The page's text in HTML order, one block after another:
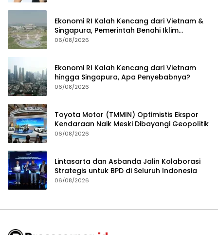
Ekonomi RI Kalah Kencang dari Vietnam &
Singapura, Pemerintah Benahi Iklim
Investasi
06/08/2026
Ekonomi RI Kalah Kencang dari Vietnam
hingga Singapura, Apa Penyebabnya?
06/08/2026
Toyota Motor (TMMIN) Optimistis Ekspor
Kendaraan Naik Meski Dibayangi Geopolitik
06/08/2026
Lintasarta dan Asbanda Jalin Kolaborasi
Strategis untuk BPD di Seluruh Indonesia
06/08/2026